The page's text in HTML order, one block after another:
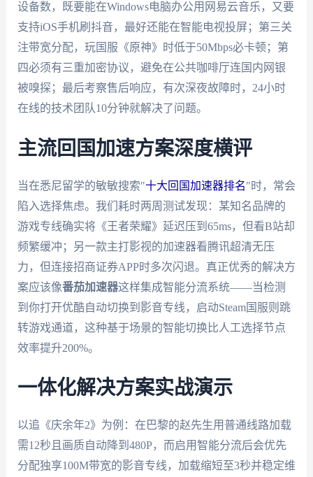
设备数，既要能在Windows电脑办公用网易云音乐，又要
支持iOS手机刷抖音，最好还能在智能电视投屏；第三关
注带宽分配，玩国服《原神》时低于50Mbps必卡顿；第
四必须有三重加密协议，避免在公共咖啡厅连国内网银
被嗅探；最后考察售后响应，有次深夜故障时，24小时
在线的技术团队10分钟就解决了问题。
主流回国加速方案深度横评
当在悉尼留学的敏敏搜索"十大回国加速器排名"时，常会
陷入选择焦虑。我们耗时两周测试发现：某知名品牌的
游戏专线确实将《王者荣耀》延迟压到65ms，但看B站却
频繁缓冲；另一款主打影视的加速器看腾讯超清无压
力，但连接招商证券APP时多次闪退。真正优秀的解决方
案应该像番茄加速器这样集成智能分流系统——当检测
到你打开优酷自动切换到影音专线，启动Steam国服则跳
转游戏通道，这种基于场景的智能切换比人工选择节点
效率提升200%。
一体化解决方案实战演示
以追《庆余年2》为例：在巴黎的赵先生用普通线路加载
需12秒且画质自动降到480P，而启用智能分流后会优先
分配独享100M带宽的影音专线，加载缩短至3秒并稳定维